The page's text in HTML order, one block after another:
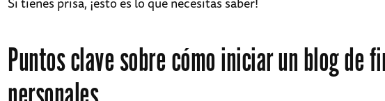
Puntos clave sobre cómo iniciar un blog de